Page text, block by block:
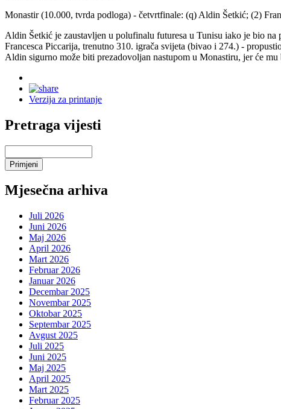
Monastir (10.000, tvrda podloga) - četvrtfinale: (q) Aldin Šetkić; (2)
Aldin Šetkić je zaustavljen u polufinalu futuresa u Tunisu iako je bio
Francesca Piccarija, trenutno 310. igrača svijeta (bivao i 274.) -
Aldin sigurno može biti prezadovoljan nastupom u Monastiru, jer će
Verzija za printanje
Pretraga vijesti
Mjesečna arhiva
Juli 2026
Juni 2026
Maj 2026
April 2026
Mart 2026
Februar 2026
Januar 2026
Decembar 2025
Novembar 2025
Oktobar 2025
Septembar 2025
Avgust 2025
Juli 2025
Juni 2025
Maj 2025
April 2025
Mart 2025
Februar 2025